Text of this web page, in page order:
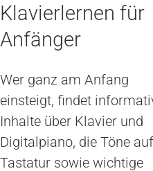
Klavierlernen für
Anfänger
Wer ganz am Anfang
einsteigt, findet
Inhalte über Klavier und
Digitalpiano, die Töne
Tastatur sowie wichtige